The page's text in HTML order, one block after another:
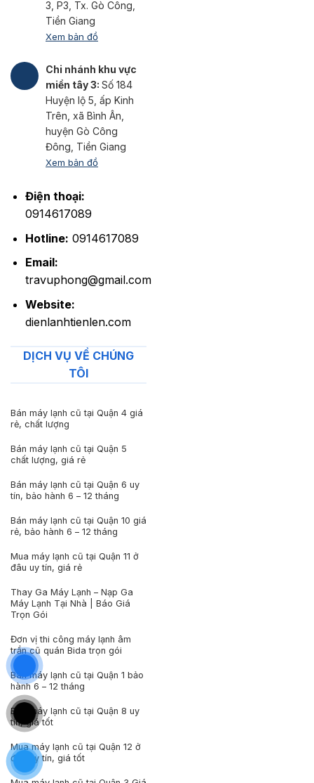
3, P3, Tx. Gò Công,
Tiền Giang
Xem bản đồ
Chi nhánh khu vực
miền tây 3: Số 184
Huyện lộ 5, ấp Kinh
Trên, xã Bình Ân,
huyện Gò Công
Đông, Tiền Giang
Xem bản đồ
Điện thoại:
0914617089
Hotline: 0914617089
Email:
travuphong@gmail.com
Website:
dienlanhtienlen.com
DỊCH VỤ VỀ CHÚNG
TÔI
Bán máy lạnh cũ tại Quận 4 giá
rẻ, chất lượng
Bán máy lạnh cũ tại Quận 5
chất lượng, giá rẻ
Bán máy lạnh cũ tại Quận 6 uy
tín, bảo hành 6 – 12 tháng
Bán máy lạnh cũ tại Quận 10 giá
rẻ, bảo hành 6 – 12 tháng
Mua máy lạnh cũ tại Quận 11 ở
đâu uy tín, giá rẻ
Thay Ga Máy Lạnh – Nạp Ga
Máy Lạnh Tại Nhà | Báo Giá
Trọn Gói
Đơn vị thi công máy lạnh âm
trần cũ quán Bida trọn gói
Bán máy lạnh cũ tại Quận 1 bảo
hành 6 – 12 tháng
Bán máy lạnh cũ tại Quận 8 uy
tín, giá tốt
Mua máy lạnh cũ tại Quận 12 ở
đâu uy tín, giá tốt